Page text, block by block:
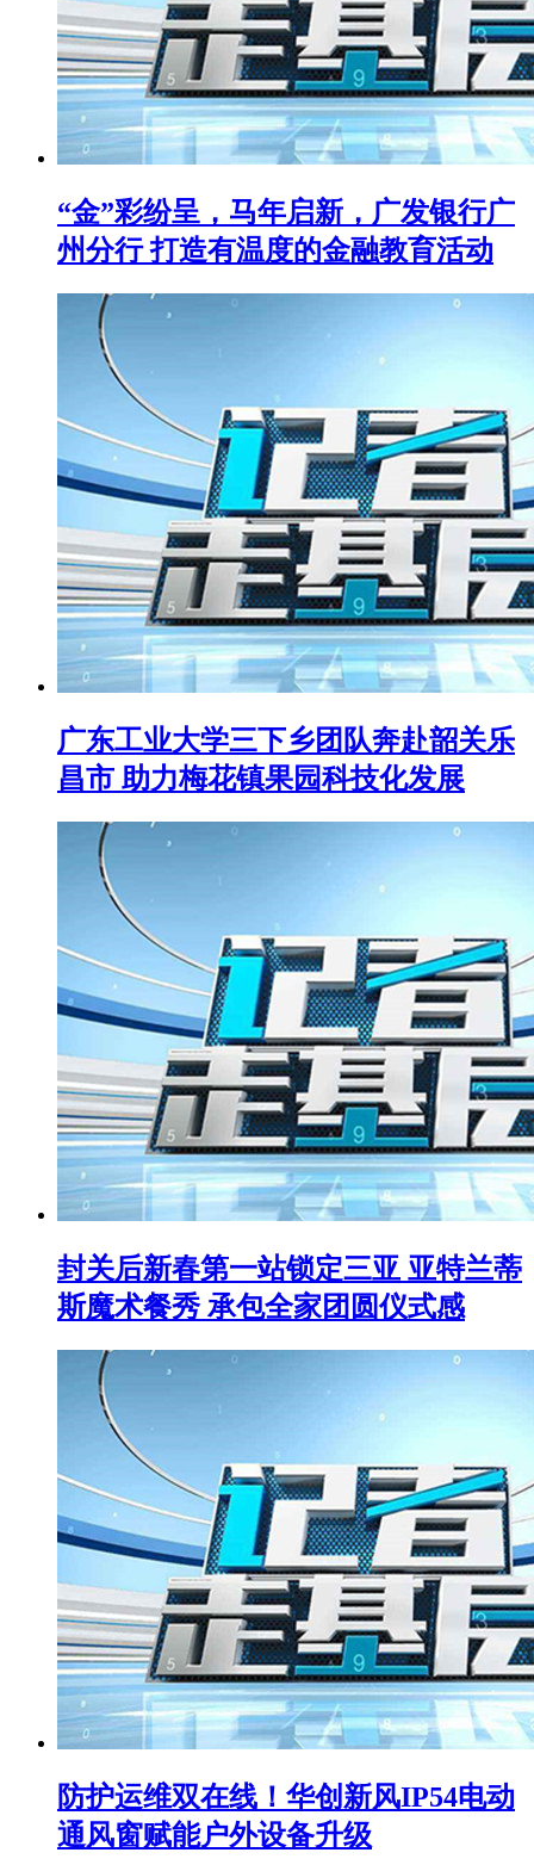
“金”彩纷呈，马年启新，广发银行广
州分行 打造有温度的金融教育活动
广东工业大学三下乡团队奔赴韶关乐
昌市 助力梅花镇果园科技化发展
封关后新春第一站锁定三亚 亚特兰蒂
斯魔术餐秀 承包全家团圆仪式感
防护运维双在线！华创新风IP54电动
通风窗赋能户外设备升级